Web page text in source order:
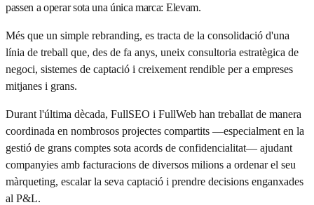
passen a operar sota una única marca: Elevam.
Més que un simple rebranding, es tracta de la consolidació d'una
línia de treball que, des de fa anys, uneix consultoria estratègica de
negoci, sistemes de captació i creixement rendible per a empreses
mitjanes i grans.
Durant l'última dècada, FullSEO i FullWeb han treballat de manera
coordinada en nombrosos projectes compartits —especialment en la
gestió de grans comptes sota acords de confidencialitat— ajudant
companyies amb facturacions de diversos milions a ordenar el seu
màrqueting, escalar la seva captació i prendre decisions enganxades
al P&L.